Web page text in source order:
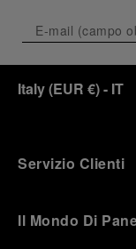
Italy(EUR €)- IT
Servizio Clienti
Il Mondo Di